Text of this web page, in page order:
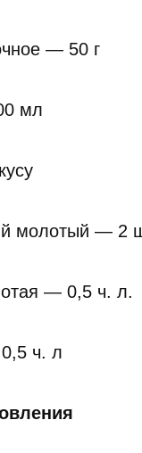
— 50 г
мл
молотый — 2
— 0,5 ч. л.
ч. л